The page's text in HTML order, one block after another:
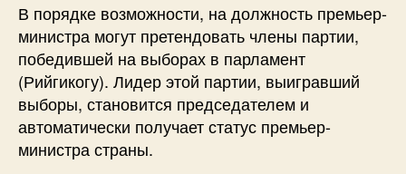
В порядке возможности, на должность премьер-
министра могут претендовать члены партии,
победившей на выборах в парламент
(Рийгикогу). Лидер этой партии, выигравший
выборы, становится председателем и
автоматически получает статус премьер-
министра страны.